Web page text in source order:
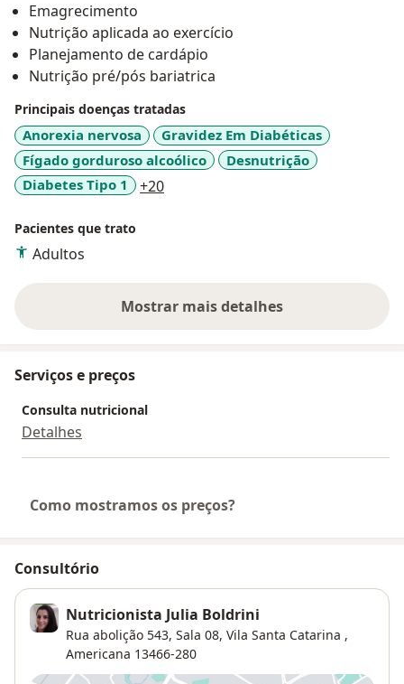
Emagrecimento
Nutrição aplicada ao exercício
Planejamento de cardápio
Nutrição pré/pós bariatrica
Principais doenças tratadas
Anorexia nervosa
Gravidez Em Diabéticas
Fígado gorduroso alcoólico
Desnutrição
Diabetes Tipo 1
+20a11y_sr_more_diseases
Pacientes que trato
Adultos
Mostrar mais detalhes
sobre a experiência
Serviços e preços
Consulta nutricional
Detalhes
Como mostramos os preços?
Consultório
Nutricionista Julia Boldrini
Rua abolição 543, Sala 08, Vila Santa Catarina ,
Americana 13466-280